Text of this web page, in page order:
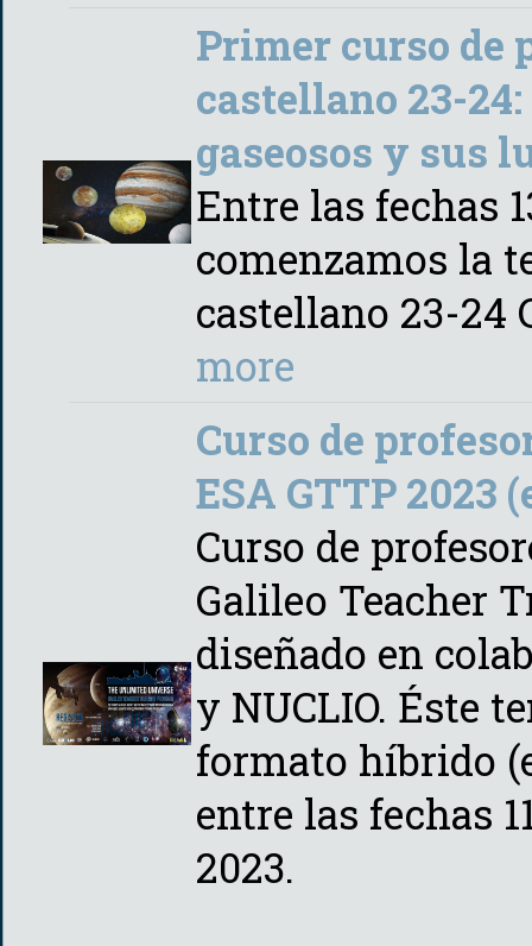
Primer curso de
castellano 23-
gaseosos y sus
Entre las fechas
comenzamos la
castellano 23-24
more
Curso de
ESA GTTP 2023
Curso de
Galileo Teacher
diseñado en
y NUCLIO. Éste
formato híbrido
entre las fechas
2023.